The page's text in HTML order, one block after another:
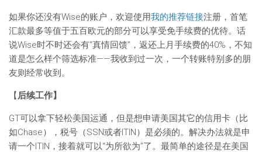
如果你还没有Wise的账户，欢迎使用我的推荐链接注册，首笔
汇款最多等值于五百欧元的部分可以享受免手续费的优待。话
说Wise时不时还会有“真情回馈”，返还上月手续费的40%，不知
道是怎么样个筛选标准——我收到过一次，一个转账特别多的朋
友则经常收到。
【后续工作】
GT可以拿下轻松美国运通，但是想申请美国其它的信用卡（比
如Chase），税号（SSN或者ITIN）是必须的。解决办法就是申
请一个ITIN，接着就可以“为所欲为”了。最简单的途径是在美国